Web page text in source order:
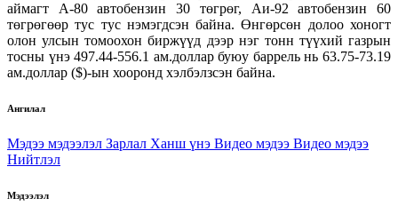
аймагт А-80 автобензин 30 төгрөг, Аи-92 автобензин 60
төгрөгөөр тус тус нэмэгдсэн байна. Өнгөрсөн долоо хоногт
олон улсын томоохон биржүүд дээр нэг тонн түүхий газрын
тосны үнэ 497.44-556.1 ам.доллар буюу баррель нь 63.75-73.19
ам.доллар ($)-ын хооронд хэлбэлзсэн байна.
Ангилал
Мэдээ мэдээлэл Зарлал Ханш үнэ Видео мэдээ Видео мэдээ
Нийтлэл
Мэдээлэл